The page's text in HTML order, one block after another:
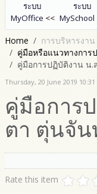
ระบบ
MyOffice <<
ระบบ
MySchool
Home
การบริหารงาน
คู่มือหรือแนวทางการ
คู่มือการปฏิบัติงาน น
Thursday, 20 June 2019 10:31
คู่มือการ
ตา ตุ่นจัน
Rate this item